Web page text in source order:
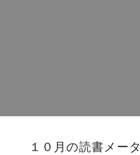
１０月の読書メー